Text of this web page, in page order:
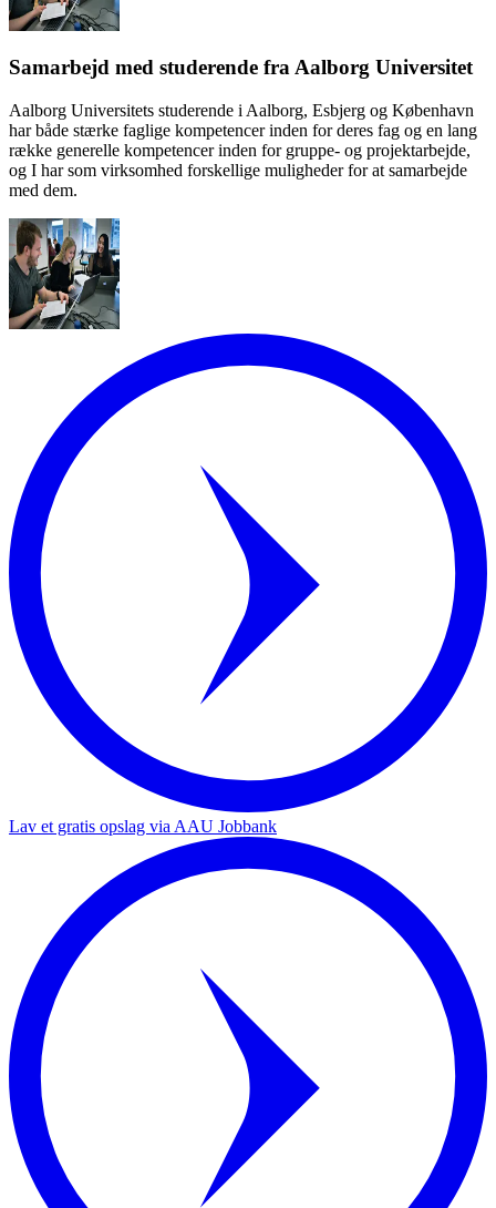
Samarbejd med studerende fra Aalborg Universitet
Aalborg Universitets studerende i Aalborg, Esbjerg og København
har både stærke faglige kompetencer inden for deres fag og en lang
række generelle kompetencer inden for gruppe- og projektarbejde,
og I har som virksomhed forskellige muligheder for at samarbejde
med dem.
Lav et gratis opslag via AAU Jobbank